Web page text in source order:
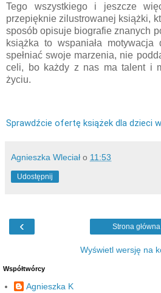
Tego wszystkiego i jeszcze
przepięknie zilustrowanej książki,
sposób opisuje biografie znanych
książka to wspaniała motywacja
spełniać swoje marzenia, nie
celi, bo każdy z nas ma talent i
życiu.
Sprawdźcie ofertę książek dla dzieci
Agnieszka Wleciał o 11:53
Udostępnij
‹ Strona główna
Wyświetl wersję na
Współtwórcy
Agnieszka K